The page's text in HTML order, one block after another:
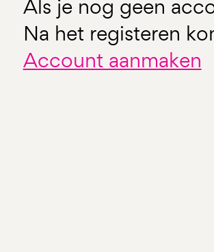
Als je nog geen
Na het registeren
Account aanmaken